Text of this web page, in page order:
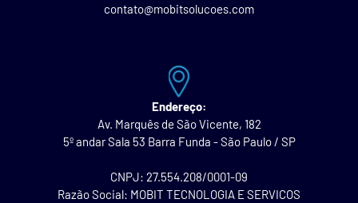
contato@mobitsolucoes.com
Endereço:
Av. Marquês de São Vicente, 182
5º andar Sala 53 Barra Funda - São Paulo / SP
CNPJ: 27.554.208/0001-09
Razão Social: MOBIT TECNOLOGIA E SERVICOS